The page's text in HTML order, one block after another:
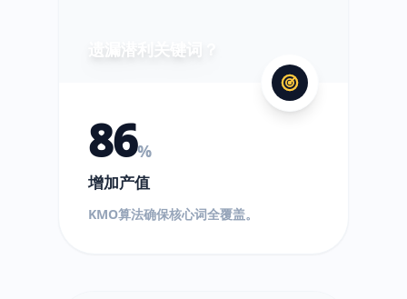
遗漏潜利关键词？
86%
增加产值
KMO算法确保核心词全覆盖。
!